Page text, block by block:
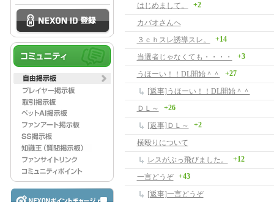
はじめまして。
+2
カバオさんへ
３ｃｈスレ誘導スレ。
+14
当選者じゃなくても・・・・ +3
うほーい！！DL開始＾＾ +27
[返事]うほーい！！DL開始＾＾
ＤＬ～
+26
[返事]ＤＬ～ +2
横殴りについて
レスがぶっ飛びました。
+12
一言どうぞ +43
[返事]一言どうぞ